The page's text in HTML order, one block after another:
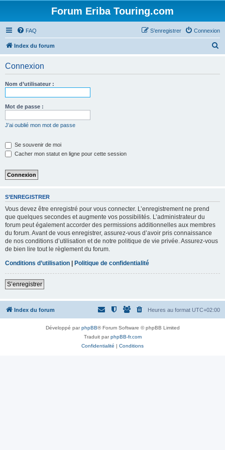
Forum Eriba Touring.com
FAQ Connexion
S’enregistrer
Index du forum
Connexion
Nom d’utilisateur :
Mot de passe :
J’ai oublié mon mot de passe
Se souvenir de moi
Cacher mon statut en ligne pour cette session
S’ENREGISTRER
Vous devez être enregistré pour vous connecter. L’enregistrement ne prend
que quelques secondes et augmente vos possibilités. L’administrateur du
forum peut également accorder des permissions additionnelles aux membres
du forum. Avant de vous enregistrer, assurez-vous d’avoir pris connaissance
de nos conditions d’utilisation et de notre politique de vie privée. Assurez-vous
de bien lire tout le règlement du forum.
Conditions d’utilisation | Politique de confidentialité
S’enregistrer
Index du forum Heures au format UTC+02:00
Développé parphpBB® Forum Software © phpBB Limited
Traduit parphpBB-fr.com
Confidentialité | Conditions